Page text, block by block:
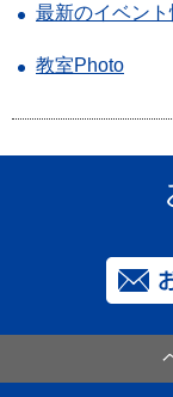
最新のイベン
教室Photo